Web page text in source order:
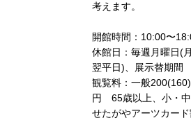
考えます。
開館時間：10:00〜
休館日：毎週月曜日(
翌平日)、展示替期間
観覧料：一般
円 65歳以上、小・
せたがやアーツカード